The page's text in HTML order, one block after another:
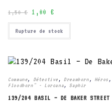
1,50€
Le
prix
initial
était :
1,50 €.
1,00 €
actuel
est :
1,00 €.
Rupture de stock
Commune, Détective , Dreamborn , Héros ,
Floodborn" - Lorcana, Saphir
139/204 BASIL – DE BAKER STREET